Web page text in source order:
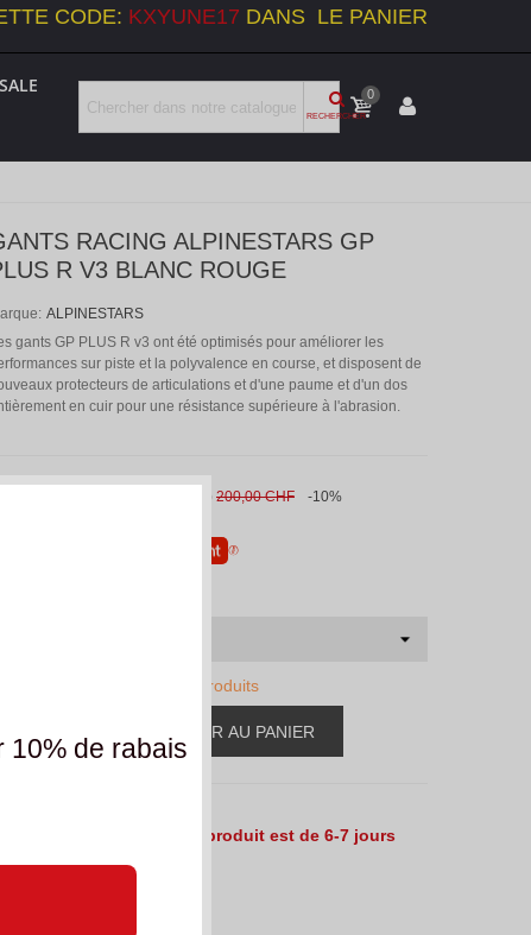
10% de rabais
CODE: KXYUNE17 DANS LE PANIER
SALE
RECHERCHER
0
RACING ALPINESTARS GP
R V3 BLANC ROUGE
ALPINESTARS
gants GP PLUS R v3 ont été optimisés pour améliorer les
sur piste et la polyvalence en course, et disposent de
protecteurs de articulations et d'une paume et d'un dos
en cuir pour une résistance supérieure à l'abrasion.
CHF (TVA incl.) 200,00 CHF -10%
2 Produits
AJOUTER AU PANIER
délai de livraison de ce produit est de 6-7 jours